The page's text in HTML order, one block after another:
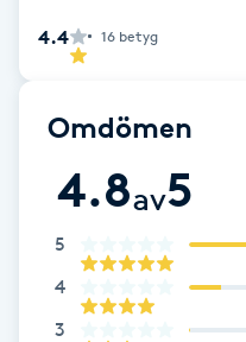
Face framing
Faceliftmassage
Fet hårbotten
Fettreducering
Fibromassage
4.4 16 betyg
Omdömen
4.8av5
5
4
3